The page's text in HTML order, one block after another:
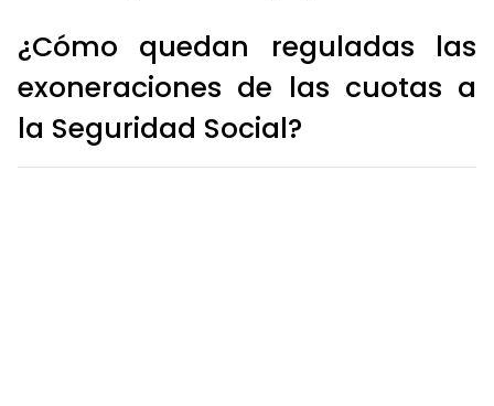
¿Cómo quedan reguladas las
exoneraciones de las cuotas a
la Seguridad Social?